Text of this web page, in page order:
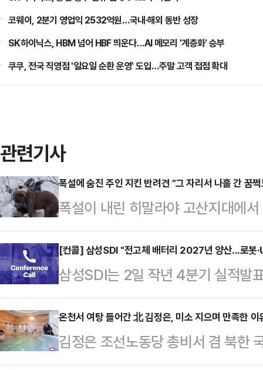
코웨이, 2분기 영업익 2532억원…국내·해외 동반 성장
SK하이닉스, HBM 넘어 HBF 띄운다…AI 메모리 '계층화' 승부
쿠쿠, 전국 직영점 '일요일 순환 운영' 도입…주말 고객 접점 확대
관련기사
폭설에 숨진 주인 지킨 반려견 "그 자리서 나흘 간 꿈
폭설이 내린 히말라야 고산지대에
의 시신을 지킨 반려견의 사연이
따르면 10대 소년 두 명이 인도 히
원 인근에서 실종된 뒤 나흘 만에
이들은 비크시트 라나(19)와 피유
상 촬영을 위해 바르마니 사원 인근
가족과 연락이 두절됐다.곧바로 실
[컨콜] 삼성SDI "전고체 배터리 2027년 양산...로봇
삼성SDI는 2일 작년 4분기 실적발
양산 계획에 대해 "당초 계획대로
며, 작년 10월 BMW와 테스트 차량
과를 거두고 있다"라며 "최근 OEM
온천서 여탕 들어간 北 김정은, 미소 지으며 만족한 이
김정은 조선노동당 총비서 겸 북한
못하다"며 강하게 질타했던 온천